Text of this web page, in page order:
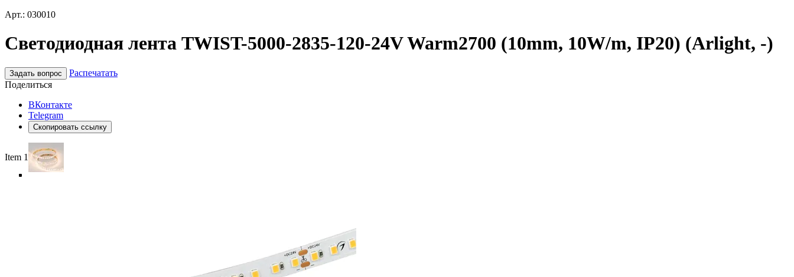
Арт.: 030010
Светодиодная лента TWIST-5000-2835-120-24V Warm2700 (10mm, 10W/m, IP20) (Arlight, -)
Задать вопрос
Распечатать
Поделиться
ВКонтакте
Telegram
Скопировать ссылку
Item 1 of 5